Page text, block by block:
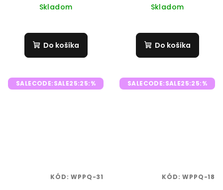
Skladom
Do košíka
Skladom
Do košíka
SALECODE:SALE25:25:%
KÓD:WPPQ-31
SALECODE:SALE25:25:%
KÓD:WPPQ-18